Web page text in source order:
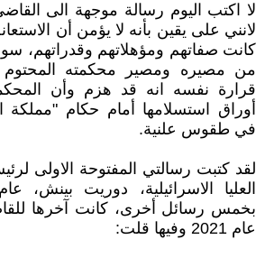
لا اكتب اليوم رسالة موجهة الى
لانني على يقين بأنه لا يؤمن أن
كانت صفاتهم ومؤهلاتهم وقدراتهم،
من مصيره ومصير محكمته
قرارة نفسه انه قد هزم وأن
أوراق استسلامها أمام حكام "مملكة
في طقوس علنية.
لقد كتبت رسالتي المفتوحة الاولى
بخمس رسائل أخرى، كانت آخرها
عام 2021 وفيها قلت: